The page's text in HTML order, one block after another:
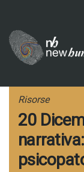
contenuto
Risorse
20